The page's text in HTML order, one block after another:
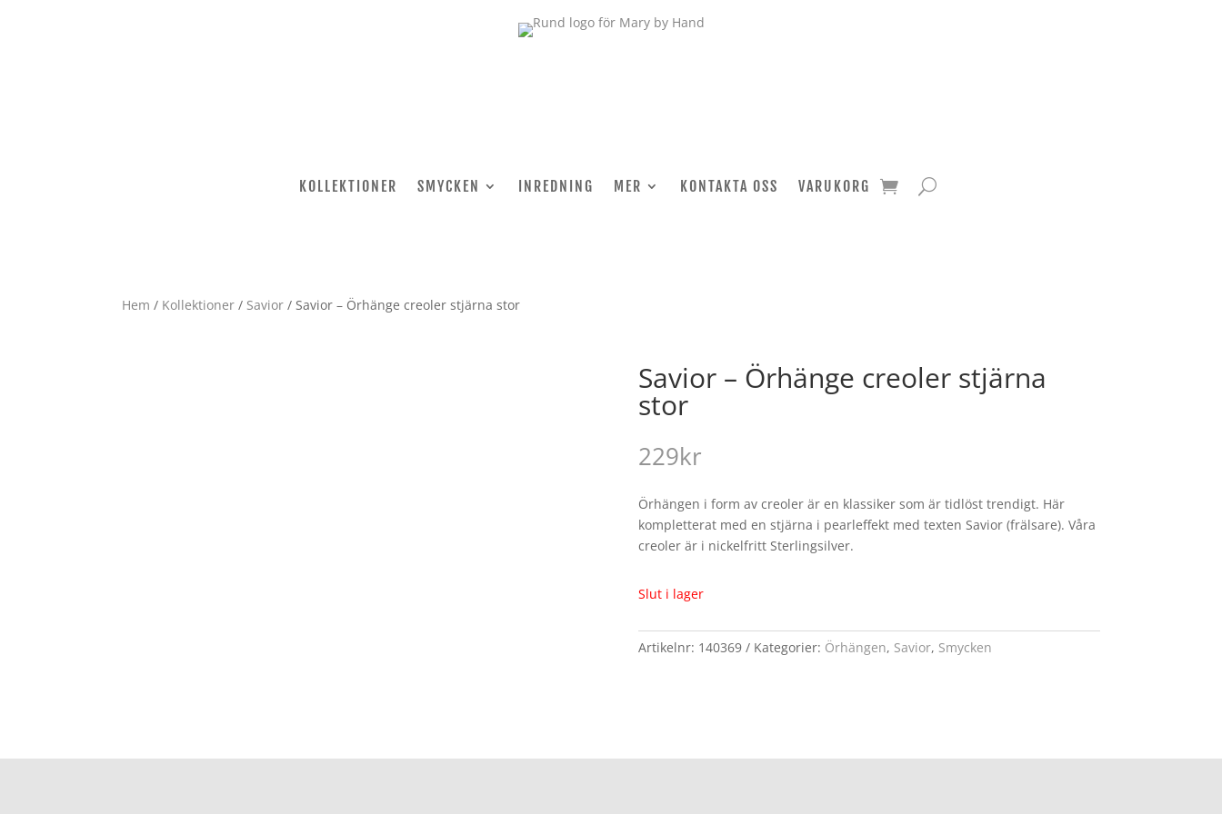
KOLLEKTIONER SMYCKEN INREDNING MER KONTAKTA OSS VARUKORG
Hem / Kollektioner / Savior / Savior – Örhänge creoler stjärna stor
Savior – Örhänge creoler stjärna
stor
229kr
Örhängen i form av creoler är en klassiker som är tidlöst trendigt. Här
kompletterat med en stjärna i pearleffekt med texten Savior (frälsare). Våra
creoler är i nickelfritt Sterlingsilver.
Slut i lager
Artikelnr: 140369 Kategorier: Örhängen, Savior, Smycken